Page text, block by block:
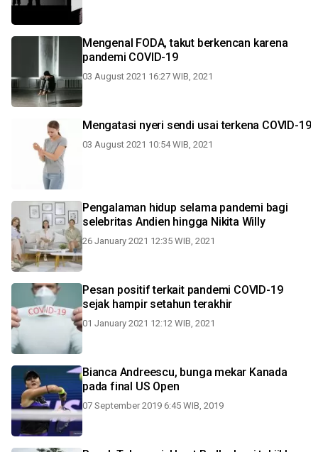
Mengenal FODA, takut berkencan karena
pandemi COVID-19
03 August 2021 16:27 WIB, 2021
Mengatasi nyeri sendi usai terkena COVID-19
03 August 2021 10:54 WIB, 2021
Pengalaman hidup selama pandemi bagi
selebritas Andien hingga Nikita Willy
26 January 2021 12:35 WIB, 2021
Pesan positif terkait pandemi COVID-19
sejak hampir setahun terakhir
01 January 2021 12:12 WIB, 2021
Bianca Andreescu, bunga mekar Kanada
pada final US Open
07 September 2019 6:45 WIB, 2019